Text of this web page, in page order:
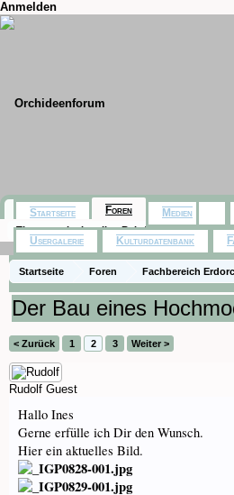
Anmelden
Startseite Foren
Fachbereich
Heimische Orchideen, Erdorchideen ...
Der Bau eines
< Zurück 1 2 3 Weiter >
Rudolf Guest
Hallo Ines
Gerne erfülle ich Dir den Wunsch.
Hier ein aktuelles Bild.
Startseite Foren
Themen mit aktuellen Beiträgen
Medien
Usergalerie Kulturdatenbank